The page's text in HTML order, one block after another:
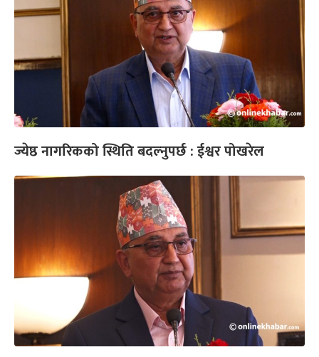
ज्येष्ठ नागरिकको स्थिति बदल्नुपर्छ : ईश्वर पोखरेल